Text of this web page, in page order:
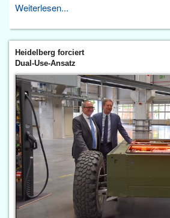
Weiterlesen...
Heidelberg forciert
Dual-Use-Ansatz